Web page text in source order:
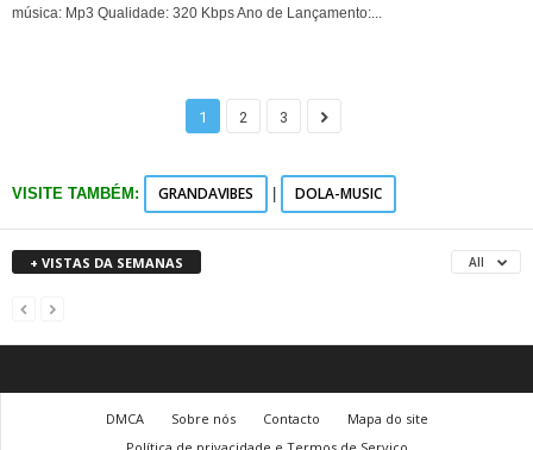
música: Mp3 Qualidade: 320 Kbps Ano de Lançamento:...
1 2 3
VISITE TAMBÉM: GRANDAVIBES DOLA-MUSIC
+ VISTAS DA SEMANAS All
DMCA Sobre nós Contacto
Mapa do site